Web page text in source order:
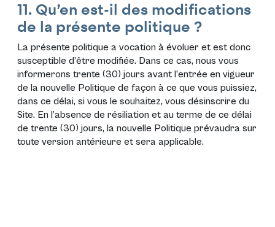
11. Qu’en est-il des modifications
de la présente politique ?
La présente politique a vocation à évoluer et est donc
susceptible d’être modifiée. Dans ce cas, nous vous
informerons trente (30) jours avant l’entrée en vigueur
de la nouvelle Politique de façon à ce que vous puissiez,
dans ce délai, si vous le souhaitez, vous désinscrire du
Site. En l’absence de résiliation et au terme de ce délai
de trente (30) jours, la nouvelle Politique prévaudra sur
toute version antérieure et sera applicable.